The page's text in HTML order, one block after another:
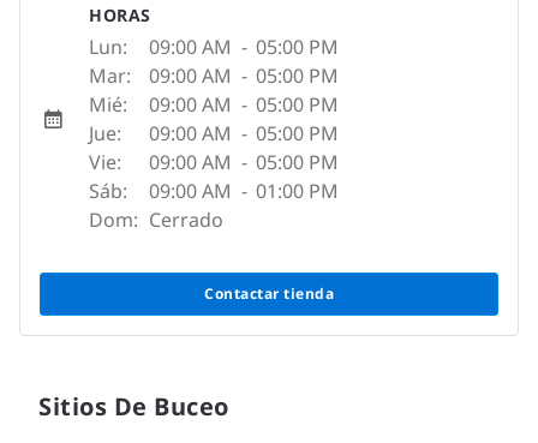
HORAS
Lun: 09:00 AM - 05:00 PM
Mar:
09:00 AM - 05:00 PM
Mié:
09:00 AM - 05:00 PM
Jue:
09:00 AM - 05:00 PM
Vie:
09:00 AM - 05:00 PM
Sáb:
09:00 AM - 01:00 PM
Dom: Cerrado
Contactar tienda
Sitios De Buceo